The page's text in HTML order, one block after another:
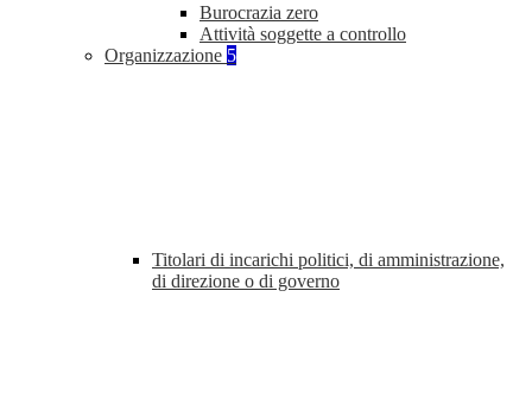
Burocrazia zero
Attività soggette a controllo
Organizzazione 5
Titolari di incarichi politici, di amministrazione,
di direzione o di governo